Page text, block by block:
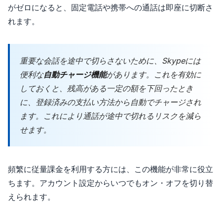
がゼロになると、固定電話や携帯への通話は即座に切断さ
れます。
重要な会話を途中で切らさないために、Skypeには
便利な自動チャージ機能があります。これを有効に
しておくと、残高がある一定の額を下回ったとき
に、登録済みの支払い方法から自動でチャージされ
ます。これにより通話が途中で切れるリスクを減ら
せます。
頻繁に従量課金を利用する方には、この機能が非常に役立
ちます。アカウント設定からいつでもオン・オフを切り替
えられます。